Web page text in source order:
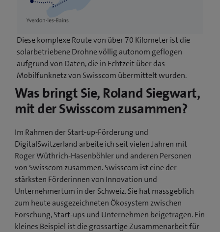
Diese komplexe Route von über 70 Kilometer ist die
solarbetriebene Drohne völlig autonom geflogen
aufgrund von Daten, die in Echtzeit über das
Mobilfunknetz von Swisscom übermittelt wurden.
Was bringt Sie, Roland Siegwart,
mit der Swisscom zusammen?
Im Rahmen der Start-up-Förderung und
DigitalSwitzerland arbeite ich seit vielen Jahren mit
Roger Wüthrich-Hasenböhler und anderen Personen
von Swisscom zusammen. Swisscom ist eine der
stärksten Förderinnen von Innovation und
Unternehmertum in der Schweiz. Sie hat massgeblich
zum heute ausgezeichneten Ökosystem zwischen
Forschung, Start-ups und Unternehmen beigetragen. Ein
kleines Beispiel ist die grossartige Zusammenarbeit für